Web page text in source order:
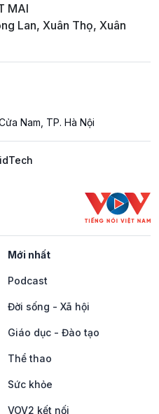
MAI
Lan, Xuân Thọ, Xuân
Nam, TP. Hà Nội
Mới nhất
Podcast
Đời sống - Xã hội
Giáo dục - Đào tạo
Thể thao
Sức khỏe
VOV2 kết nối